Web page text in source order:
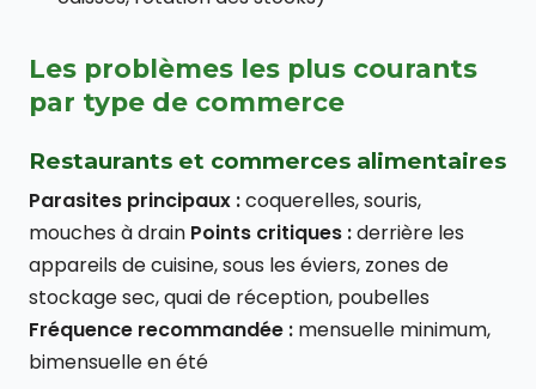
Les problèmes les plus courants
par type de commerce
Restaurants et commerces alimentaires
Parasites principaux :coquerelles, souris,
mouches à drain Points critiques :derrière les
appareils de cuisine, sous les éviers, zones de
stockage sec, quai de réception, poubelles
Fréquence recommandée : mensuelle minimum,
bimensuelle en été